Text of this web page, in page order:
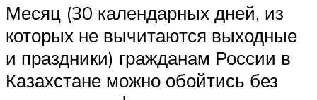
Месяц (30 календарных дней, из
которых не вычитаются выходные
и праздники) гражданам России в
Казахстане можно обойтись без